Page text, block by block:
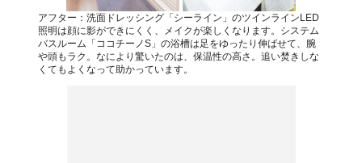
アフター：洗面ドレッシング「シーライン」のツインラインLED
照明は顔に影ができにくく、メイクが楽しくなります。システム
バスルーム「ココチーノS」の浴槽は足をゆったり伸ばせて、腕
や頭もラク。なにより驚いたのは、保温性の高さ。追い焚きしな
くてもよくなって助かっています。